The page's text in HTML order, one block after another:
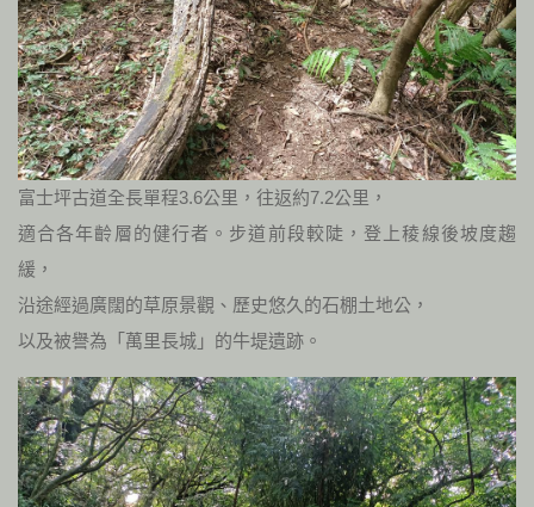
富士坪古道全長單程3.6公里，往返約7.2公里，
適合各年齡層的健行者。步道前段較陡，登上稜線後坡度趨
緩，
沿途經過廣闊的草原景觀、歷史悠久的石棚土地公，
以及被譽為「萬里長城」的牛堤遺跡。